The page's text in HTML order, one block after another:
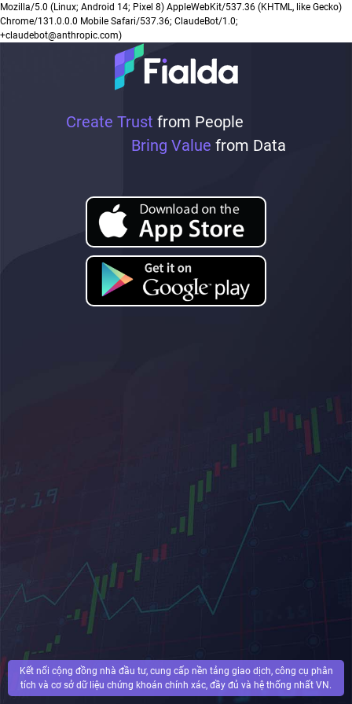
Create Trust from People
Bring Value from Data
Kết nối cộng đồng nhà đầu tư, cung cấp nền tảng giao dịch, công cụ phân
tích và cơ sở dữ liệu chứng khoán chính xác, đầy đủ và hệ thống nhất VN.
Mozilla/5.0 (Linux; Android 14; Pixel 8) AppleWebKit/537.36 (KHTML, like Gecko)
Chrome/131.0.0.0 Mobile Safari/537.36; ClaudeBot/1.0;
+claudebot@anthropic.com)